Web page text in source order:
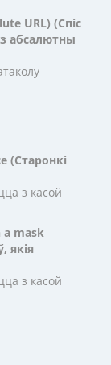
URL) (Спіс
абсалютны
(Старонкі
з касой
a mask
якія
з касой